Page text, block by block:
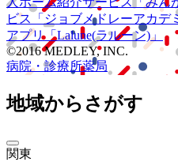
ビス
「ジョブメドレーアカデ
アプリ「Lalune(ラルーン)」
©2016 MEDLEY, INC.
病院・診療所薬局
地域からさがす
関東